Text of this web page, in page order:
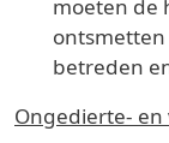
moeten de
betreden
Ongedierte-